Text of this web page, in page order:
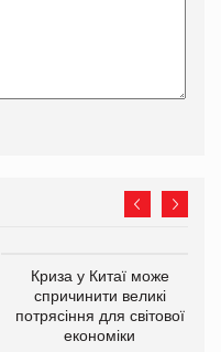
Криза у Китаї може
спричинити великі
потрясіння для світової
економіки